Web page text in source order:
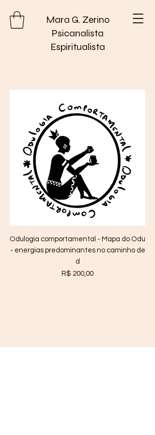
Mara G. Zerino
Psicanalista
Espiritualista
Odulogia comportamental - Mapa do Odu
- energias predominantes no caminho de
d
Preço
R$ 200,00